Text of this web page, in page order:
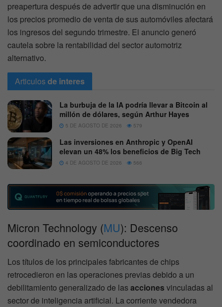
preapertura después de advertir que una disminución en
los precios promedio de venta de sus automóviles afectará
los ingresos del segundo trimestre. El anuncio generó
cautela sobre la rentabilidad del sector automotriz
alternativo.
Articulosde interes
La burbuja de la IA podría llevar a Bitcoin al
millón de dólares, según Arthur Hayes
5 DE AGOSTO DE 2026 579
Las inversiones en Anthropic y OpenAI
elevan un 48% los beneficios de Big Tech
4 DE AGOSTO DE 2026 566
Micron Technology (MU): Descenso
coordinado en semiconductores
Los títulos de los principales fabricantes de chips
retrocedieron en las operaciones previas debido a un
debilitamiento generalizado de lasacciones vinculadas al
sector de inteligencia artificial. La corriente vendedora